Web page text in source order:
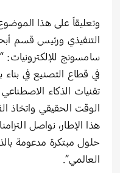
وتعليقاً على هذا
التنفيذي ورئيس قسم
سامسونج للإلكترونيات:
في قطاع التصنيع في بناء
تقنيات الذكاء
الوقت الحقيقي واتخاذ
هذا الإطار، نواصل
حلول مبتكرة مدعومة
العالمي”.